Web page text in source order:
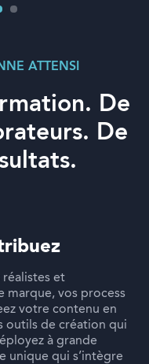
ATTENSI
De
De
réalistes et
marque, vos process
votre contenu en
outils de création qui
à grande
unique qui s’intègre